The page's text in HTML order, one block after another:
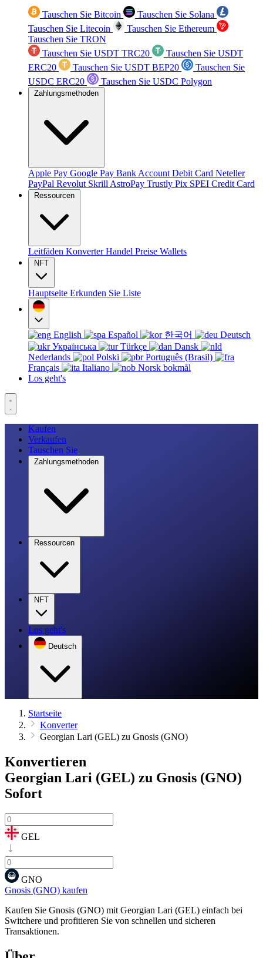
Tauschen Sie Bitcoin
Tauschen Sie Solana
Tauschen Sie Litecoin
Tauschen Sie Ethereum
Tauschen Sie TRON
Tauschen Sie USDT TRC20
Tauschen Sie USDT
ERC20
Tauschen Sie USDT BEP20
Tauschen Sie
USDC ERC20
Tauschen Sie USDC Polygon
Zahlungsmethoden
Apple Pay Google Pay Bank Account Debit Card Neteller
PayPal Revolut Skrill AstroPay Trustly Pix SPEI Credit Card
Ressourcen
Leitfäden KonverterHandel Preise Wallets
NFT
Hauptseite Erkunden Sie Liste
English Español 한국어
Deutsch
Українська
Türkçe
Dansk
Nederlands
Polski
Português (Brasil)
Français
Italiano
Norsk bokmål
Los geht's
Kaufen
Verkaufen
Tauschen Sie
Zahlungsmethoden
Ressourcen
NFT
Los geht's
Deutsch
Startseite
Konverter
Georgian Lari (GEL) zu Gnosis (GNO)
Konvertieren
Georgian Lari (GEL) zu Gnosis (GNO)
Sofort
GEL
GNO
Gnosis (GNO) kaufen
Kaufen Sie Gnosis (GNO) mit Georgian Lari (GEL) einfach bei
Switchere und profitieren Sie von schnellen und sicheren
Transaktionen.